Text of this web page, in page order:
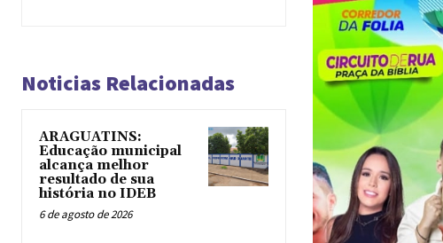
Noticias Relacionadas
ARAGUATINS:
Educação municipal
alcança melhor
resultado de sua
história no IDEB
6 de agosto de 2026